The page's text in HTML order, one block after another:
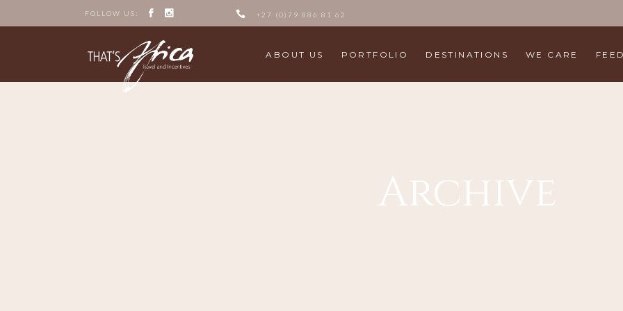
FOLLOW US: +27 (0)79 886 81 62
ABOUT US PORTFOLIO DESTINATIONS WE CARE
Archive